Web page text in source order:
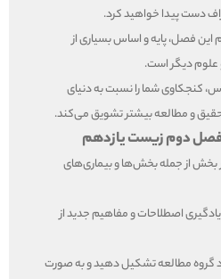
دست پیدا خواهید کرد.
این فصل، پایه و اساس بسیاری از
دیگر است.
کنجکاوی شما را نسبت به دنیای
و مطالعه بیشتر تشویق می‌کند.
فصل دوم زیست یازدهم
از جمله بخش‌ها و بیماری‌های
یادگیری اصطلاحات و مفاهیم جدید از
گروه مطالعه تشکیل دهید و به صورت